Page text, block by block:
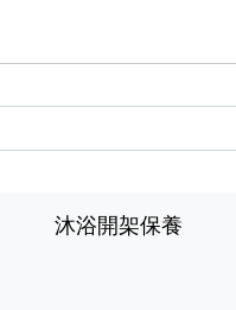
沐浴開架保養